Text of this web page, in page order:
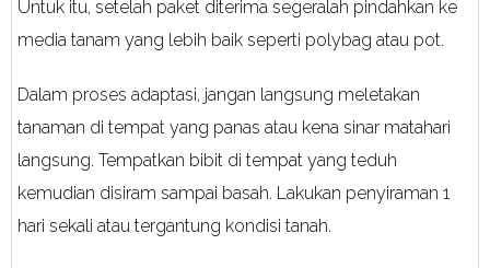
Untuk itu, setelah paket diterima segeralah pindahkan ke
media tanam yang lebih baik seperti polybag atau pot.
Dalam proses adaptasi, jangan langsung meletakan
tanaman di tempat yang panas atau kena sinar matahari
langsung. Tempatkan bibit di tempat yang teduh
kemudian disiram sampai basah. Lakukan penyiraman 1
hari sekali atau tergantung kondisi tanah.